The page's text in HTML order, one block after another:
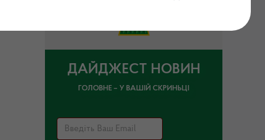
ДАЙДЖЕСТ НОВИН
ГОЛОВНЕ – У ВАШІЙ СКРИНЬЦІ